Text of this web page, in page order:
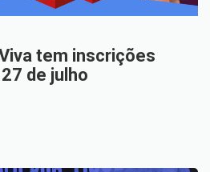
tem inscrições
de julho